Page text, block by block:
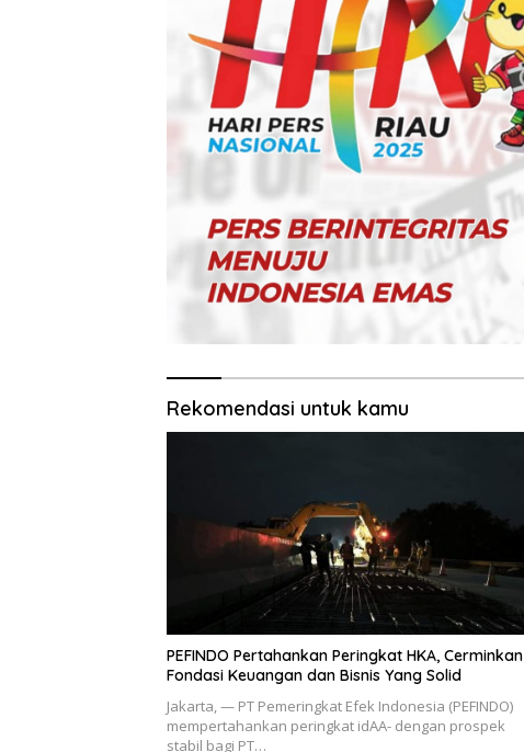
Rekomendasi untuk kamu
PEFINDO Pertahankan Peringkat HKA, Cerminkan
Fondasi Keuangan dan Bisnis Yang Solid
Jakarta, — PT Pemeringkat Efek Indonesia (PEFINDO)
mempertahankan peringkat idAA- dengan prospek
stabil bagi PT…